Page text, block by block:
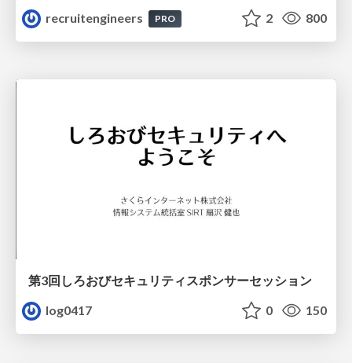
recruitengineers
PRO 2 800
第3回しろおびセキュリティスポンサーセッション
log0417
0 150